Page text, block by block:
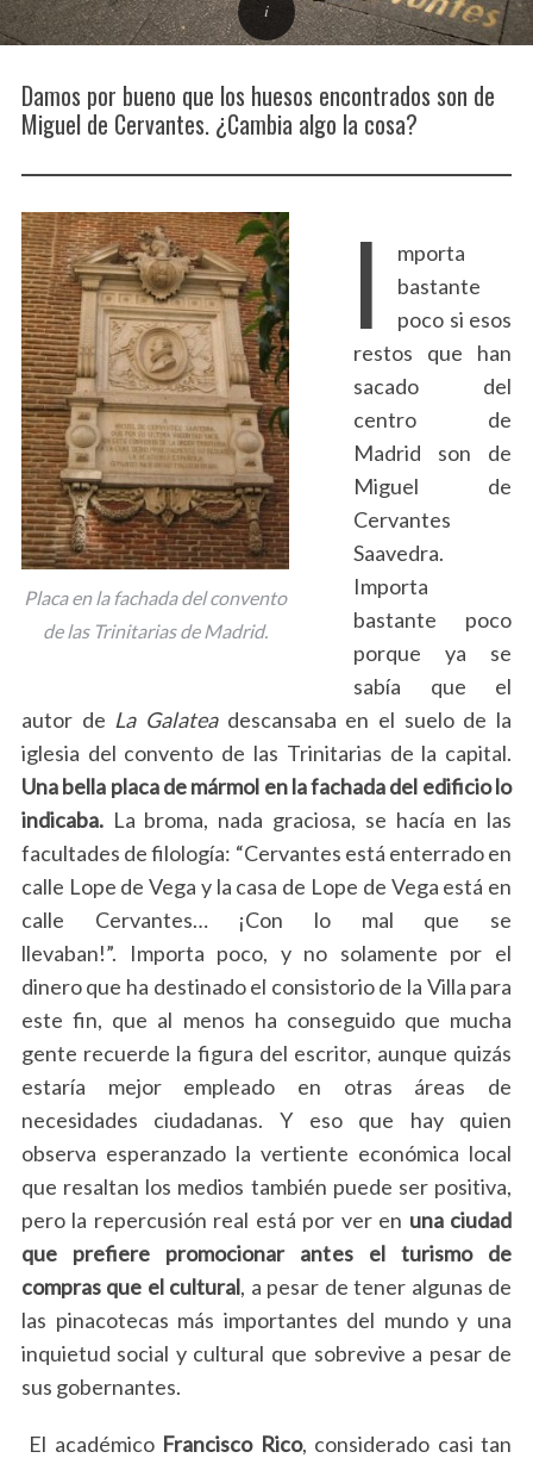
Damos por bueno que los huesos encontrados son de
Miguel de Cervantes. ¿Cambia algo la cosa?
Placa en la fachada del convento
de las Trinitarias de Madrid.
I
mporta
bastante
poco si esos
restos que han
sacado del
centro de
Madrid son de
Miguel de
Cervantes
Saavedra.
Importa
bastante poco
porque ya se
sabía que el
autor de La Galateadescansaba en el suelo de la
iglesia del convento de las Trinitarias de la capital.
Una bella placa de mármol en la fachada del edificio lo
indicaba.La broma, nada graciosa, se hacía en las
facultades de filología: “Cervantes está enterrado en
calle Lope de Vega y la casa de Lope de Vega está en
calle Cervantes… ¡Con lo mal que se
llevaban!”. Importa poco, y no solamente por el
dinero que ha destinado el consistorio de la Villa para
este fin, que al menos ha conseguido que mucha
gente recuerde la figura del escritor, aunque quizás
estaría mejor empleado en otras áreas de
necesidades ciudadanas. Y eso que hay quien
observa esperanzado la vertiente económica local
que resaltan los medios también puede ser positiva,
pero la repercusión real está por ver en una ciudad
que prefiere promocionar antes el turismo de
compras que el cultural, a pesar de tener algunas de
las pinacotecas más importantes del mundo y una
inquietud social y cultural que sobrevive a pesar de
sus gobernantes.
El académico Francisco Rico, considerado casi tan